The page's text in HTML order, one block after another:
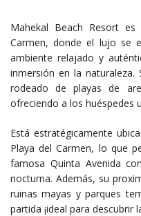
Mahekal Beach Resort
Carmen, donde el lujo se
ambiente relajado y
inmersión en la naturaleza.
rodeado de playas de
ofreciendo a los huéspedes
Está estratégicamente
Playa del Carmen, lo que
famosa Quinta Avenida
nocturna. Además, su
ruinas mayas y parques
partida ¡ideal para descubrir